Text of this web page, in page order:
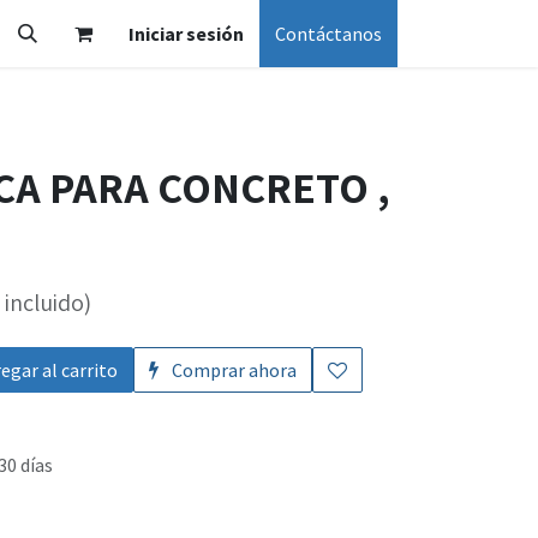
Iniciar sesión Contáctanos
PARA CONCRETO ,
al carrito Comprar ahora
días